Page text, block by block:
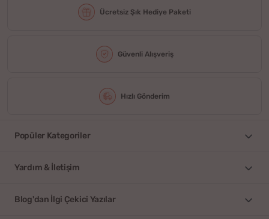
Ücretsiz Şık Hediye Paketi
Güvenli Alışveriş
Hızlı Gönderim
Popüler Kategoriler
Yardım & İletişim
Blog'dan İlgi Çekici Yazılar